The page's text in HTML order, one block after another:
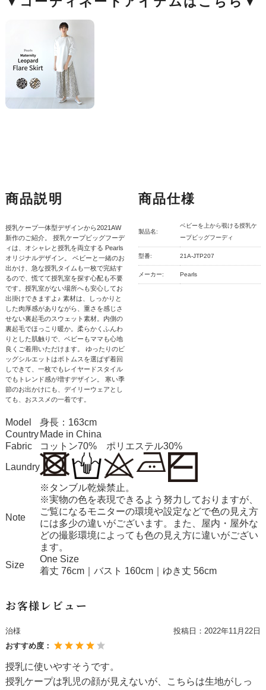
商品説明
授乳ケープ一体型デザインから2021AW
新作のご紹介。 授乳ケープビッグフーデ
ィは、オシャレと授乳を両立する Pearls
オリジナルデザイン。 ベビーと一緒のお
出かけ、急な授乳タイムも一枚で完結す
るので、慌てて授乳室を探す心配も不要
です。授乳室がない場所へも安心してお
出掛けできますよ♪ 素材は、しっかりと
した肉厚感がありながら、重さを感じさ
せない裏起毛のスウェット素材。内側の
裏起毛でほっこり暖か。柔らかくふんわ
りとした肌触りで、ベビーもママも心地
良くご着用いただけます。 ゆったりのビ
ッグシルエットはボトムスを選ばず着回
しできて、一枚でもレイヤードスタイル
でもトレンド感が増すデザイン。 寒い季
節のお出かけにも、デイリーウェアとし
ても、おススメの一着です。
商品仕様
製品名:
ベビーを上から覗ける授乳ケ
ープビッグフーディ
型番: 21A-JTP207
メーカー: Pearls
Model
身長：163cm
Country Made in China
Fabric
コットン70% ポリエステル30%
Laundry
Note
※タンブル乾燥禁止。
※実物の色を表現できるよう努力しておりますが、
ご覧になるモニターの環境や設定などで色の見え方
には多少の違いがございます。また、屋内・屋外な
どの撮影環境によっても色の見え方に違いがござい
ます。
Size
One Size
着丈 76cm｜バスト 160cm｜ゆき丈 56cm
お客様レビュー
治様 投稿日： 2022年11月22日
おすすめ度：
授乳に使いやすそうです。
授乳ケープは乳児の顔が見えないが、こちらは生地がしっ